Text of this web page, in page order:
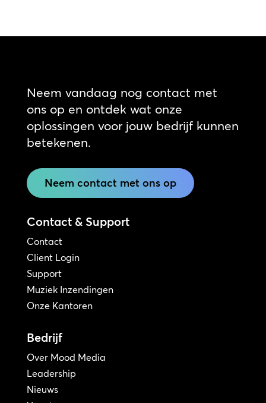
Neem vandaag nog contact met
ons op en ontdek wat onze
oplossingen voor jouw bedrijf kunnen
betekenen.
Neem contact met ons op
Contact & Support
Contact
Client Login
Support
Muziek Inzendingen
Onze Kantoren
Bedrijf
Over Mood Media
Leadership
Nieuws